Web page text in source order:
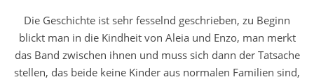
Die Geschichte ist sehr fesselnd geschrieben, zu Beginn
blickt man in die Kindheit von Aleia und Enzo, man merkt
das Band zwischen ihnen und muss sich dann der Tatsache
stellen, das beide keine Kinder aus normalen Familien sind,